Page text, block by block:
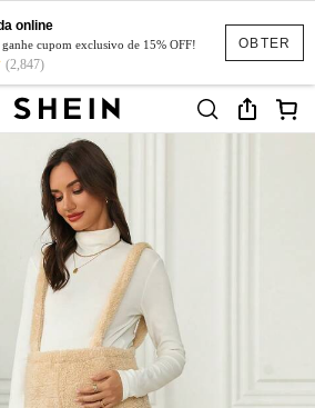
OBTER
online
cupom exclusivo de 15% OFF!
(2,847)